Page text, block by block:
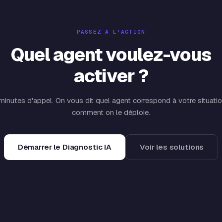
PASSEZ À L'ACTION
Quel agent voulez-vous
activer ?
d'appel. On vous dit quel agent correspond à votre
comment on le déploie.
Démarrer le Diagnostic IA Voir les solutions